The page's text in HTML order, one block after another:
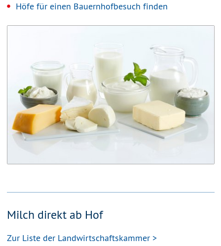
Höfe für einen Bauernhofbesuch finden
Milch direkt ab Hof
Zur Liste der Landwirtschaftskammer >